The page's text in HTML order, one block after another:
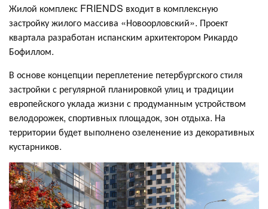
Жилой комплекс FRIENDS входит в комплексную
застройку жилого массива «Новоорловский». Проект
квартала разработан испанским архитектором Рикардо
Бофиллом.
В основе концепции переплетение петербургского стиля
застройки с регулярной планировкой улиц и традиции
европейского уклада жизни с продуманным устройством
велодорожек, спортивных площадок, зон отдыха. На
территории будет выполнено озеленение из декоративных
кустарников.